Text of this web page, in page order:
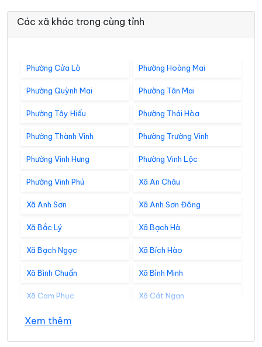
Các xã khác trong cùng tỉnh
Phường Cửa Lò Phường Hoàng Mai
Phường Quỳnh Mai Phường Tân Mai
Phường Tây Hiếu Phường Thái Hòa
Phường Thành Vinh Phường Trường Vinh
Phường Vinh Hưng Phường Vinh Lộc
Phường Vinh Phú Xã An Châu
Xã Anh Sơn Xã Anh Sơn Đông
Xã Bắc Lý Xã Bạch Hà
Xã Bạch Ngọc Xã Bích Hào
Xã Bình Chuẩn Xã Bình Minh
Xã Cam Phục Xã Cát Ngạn
Xã Châu Bình
Xã Châu Khê Xã Châu Lộc
Xem thêm